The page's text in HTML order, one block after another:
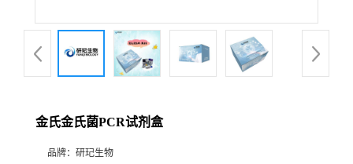
金氏金氏菌PCR试剂盒
品牌： 研玘生物